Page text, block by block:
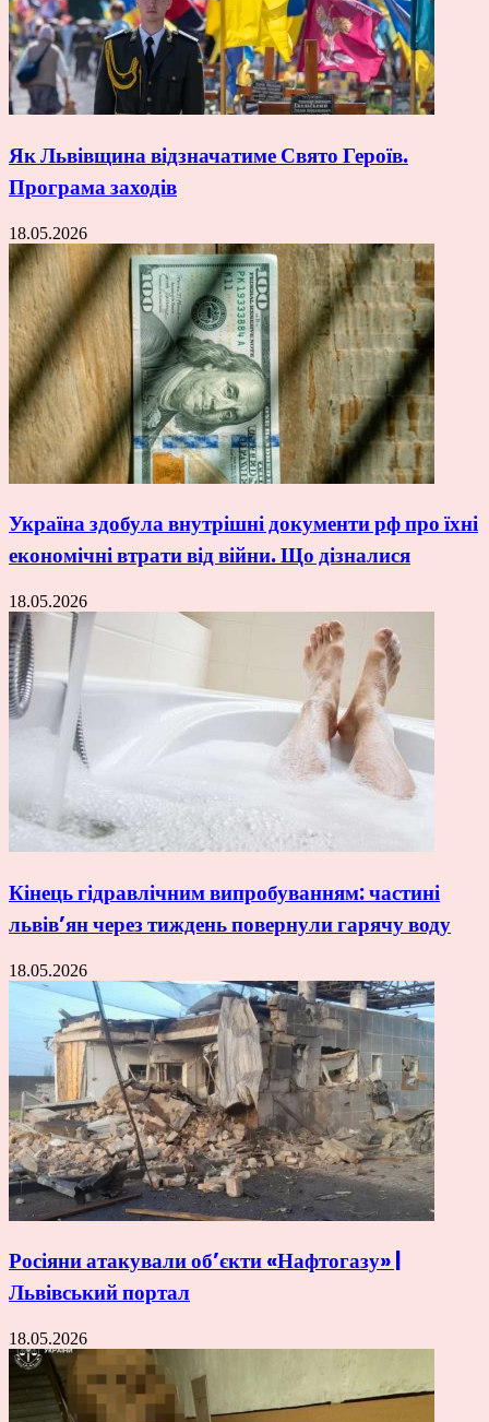
Як Львівщина відзначатиме Свято Героїв.
Програма заходів
18.05.2026
Україна здобула внутрішні документи рф про їхні
економічні втрати від війни. Що дізналися
18.05.2026
Кінець гідравлічним випробуванням: частині
львів’ян через тиждень повернули гарячу воду
18.05.2026
Росіяни атакували об’єкти «Нафтогазу» |
Львівський портал
18.05.2026